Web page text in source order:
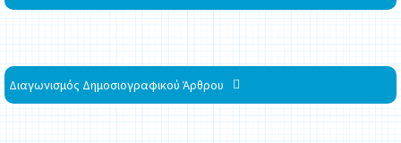
Διαγωνισμός Δημοσιογραφικού Άρθρου